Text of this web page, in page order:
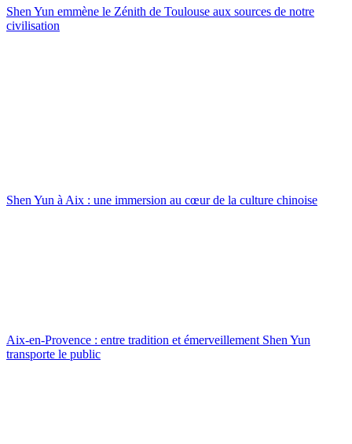
Shen Yun emmène le Zénith de Toulouse aux sources de notre
civilisation
Shen Yun à Aix : une immersion au cœur de la culture chinoise
Aix-en-Provence : entre tradition et émerveillement Shen Yun
transporte le public